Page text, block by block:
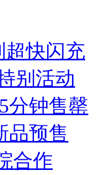
超快闪充
别活动
分钟售罄
品预售
合作